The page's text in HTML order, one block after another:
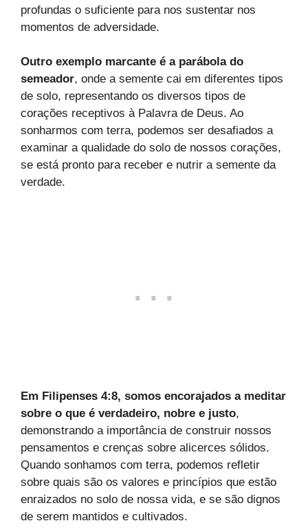
profundas o suficiente para nos sustentar nos
momentos de adversidade.
Outro exemplo marcante é a parábola do
semeador, onde a semente cai em diferentes tipos
de solo, representando os diversos tipos de
corações receptivos à Palavra de Deus. Ao
sonharmos com terra, podemos ser desafiados a
examinar a qualidade do solo de nossos corações,
se está pronto para receber e nutrir a semente da
verdade.
Em Filipenses 4:8, somos encorajados a meditar
sobre o que é verdadeiro, nobre e justo,
demonstrando a importância de construir nossos
pensamentos e crenças sobre alicerces sólidos.
Quando sonhamos com terra, podemos refletir
sobre quais são os valores e princípios que estão
enraizados no solo de nossa vida, e se são dignos
de serem mantidos e cultivados.